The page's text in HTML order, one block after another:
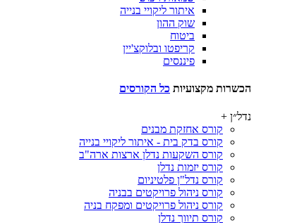
איתור ליקויי בנייה
שוק ההון
ביטוח
קריפטו ובלוקצ'יין
פיננסים
הכשרות מקצועיות כל הקורסים
נדל״ן +
קורס אחזקת מבנים
קורס בדק בית - איתור ליקויי בנייה
קורס השקעות נדלן ארצות ארה"ב
קורס יזמות נדלן
קורס נדל"ן פלטיניום
קורס ניהול פרויקטים בבניה
קורס ניהול פרויקטים ומפקח בניה
קורס תיווך נדלן